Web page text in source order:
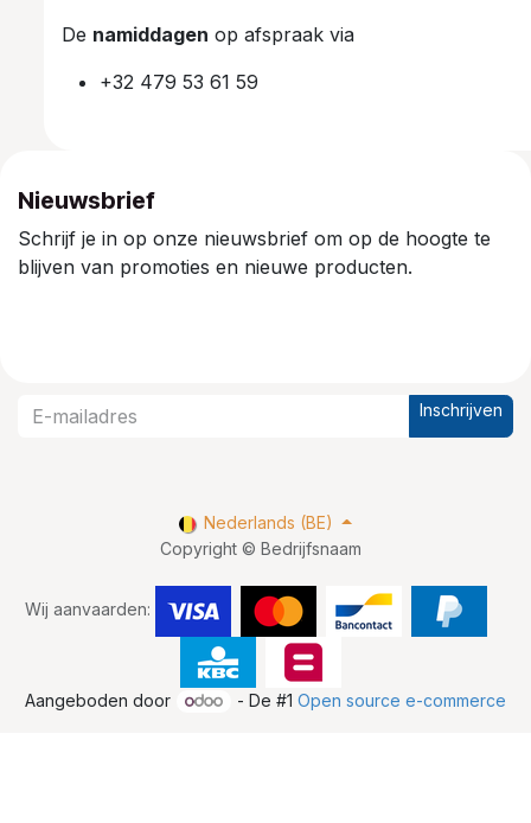
De namiddagen op afspraak via
+32 479 53 61 59
Nieuwsbrief
Schrijf je in op onze nieuwsbrief om op de hoogte te
blijven van promoties en nieuwe producten.
Inschrijven
Copyright © Bedrijfsnaam
Wij aanvaarden:
Nederlands (BE)
Aangeboden door - De #1Open source e-commerce